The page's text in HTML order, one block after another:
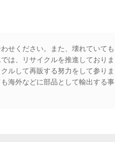
せください。また、壊れていても
は、リサイクルを推進しておりま
ルして再販する努力をして参りま
海外などに部品として輸出する事